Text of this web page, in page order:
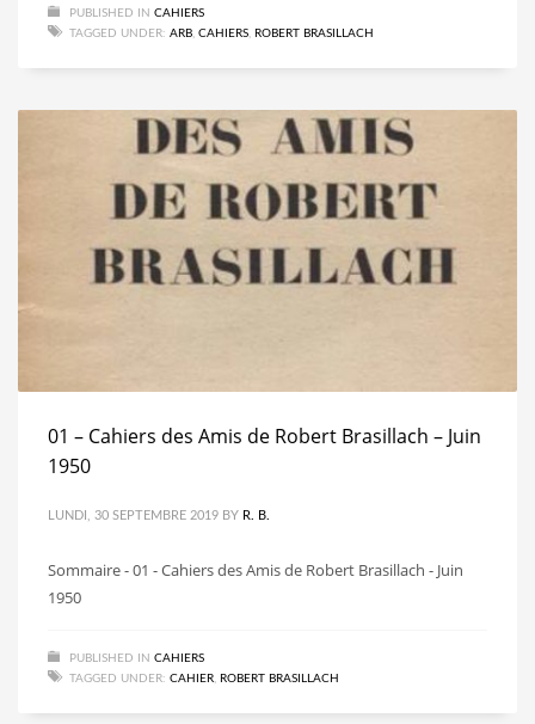
PUBLISHED IN CAHIERS
TAGGED UNDER: ARB CAHIERS ROBERT BRASILLACH
01 – Cahiers des Amis de Robert Brasillach – Juin
1950
LUNDI, 30 SEPTEMBRE 2019 BY R. B.
Sommaire - 01 - Cahiers des Amis de Robert Brasillach - Juin
1950
PUBLISHED IN CAHIERS
TAGGED UNDER: CAHIER ROBERT BRASILLACH